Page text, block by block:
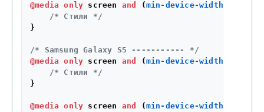
@media only screen and (min-device-width
/* Стили */
}
/* Samsung Galaxy S5 ----------- */
@media
only screen and (min-device-width
/* Стили */
}
@media only screen and (min-device-width